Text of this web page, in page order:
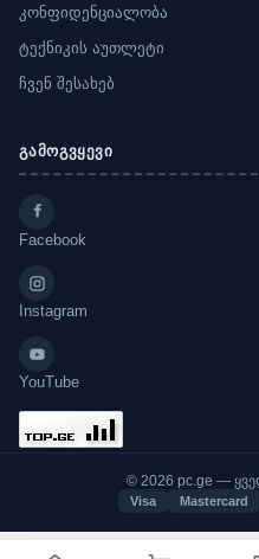
კონფიდენციალობა
ტექნიკის აუთლეტი
ჩვენ შესახებ
გამოგვყევი
Facebook
Instagram
YouTube
© 2026 pc.ge —
Visa Mastercard